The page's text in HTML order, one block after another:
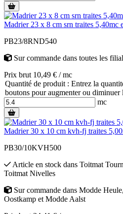
Madrier 23 x 8 cm srn traites 5,40mc
PB23/8RND540
Sur commande dans toutes les
Prix brut 10,49 € / mc
Quantité de produit : Entrez la
boutons pour augmenter ou diminuer
mc
Madrier 30 x 10 cm kvh-fj traites
PB30/10KVH500
Article en stock dans Toitmat
Toitmat Nivelles
Sur commande dans Modde Heule,
Oostkamp et Modde Aalst